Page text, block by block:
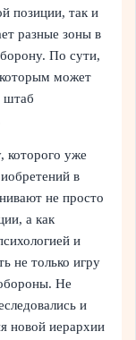
позиции, так и
разные зоны в
По сути,
которым может
штаб
которого уже
в
не просто
а как
и
не только игру
Не
и
новой иерархии